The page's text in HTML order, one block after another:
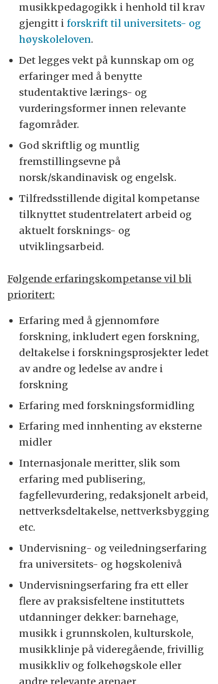
musikkpedagogikk i henhold til krav
gjengitt i forskrift til universitets- og
høyskoleloven.
Det legges vekt på kunnskap om og
erfaringer med å benytte
studentaktive lærings- og
vurderingsformer innen relevante
fagområder.
God skriftlig og muntlig
fremstillingsevne på
norsk/skandinavisk og engelsk.
Tilfredsstillende digital kompetanse
tilknyttet studentrelatert arbeid og
aktuelt forsknings- og
utviklingsarbeid.
Følgende erfaringskompetanse vil bli
prioritert:
Erfaring med å gjennomføre
forskning, inkludert egen forskning,
deltakelse i forskningsprosjekter ledet
av andre og ledelse av andre i
forskning
Erfaring med forskningsformidling
Erfaring med innhenting av eksterne
midler
Internasjonale meritter, slik som
erfaring med publisering,
fagfellevurdering, redaksjonelt arbeid,
nettverksdeltakelse, nettverksbygging
etc.
Undervisning- og veiledningserfaring
fra universitets- og høgskolenivå
Undervisningserfaring fra ett eller
flere av praksisfeltene instituttets
utdanninger dekker: barnehage,
musikk i grunnskolen, kulturskole,
musikklinje på videregående, frivillig
musikkliv og folkehøgskole eller
andre relevante arenaer